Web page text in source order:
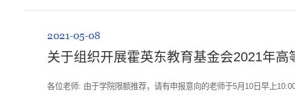
2021-05-08
关于组织开展霍英东教育基金会2021年
各位老师: 由于学院限额推荐，请有申报意向的老师于5月10日早上